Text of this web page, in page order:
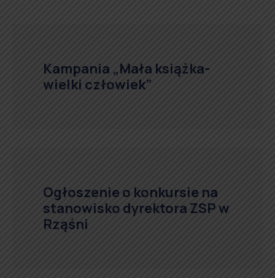
Kampania „Mała książka-
wielki człowiek”
Ogłoszenie o konkursie na
stanowisko dyrektora ZSP w
Rząśni